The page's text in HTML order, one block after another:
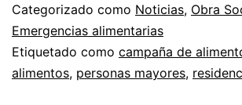
Categorizado como Noticias, Obra
Emergencias alimentarias
Etiquetado como campaña de
alimentos, personas mayores,